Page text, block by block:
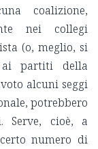
coalizione,
nei collegi
(o, meglio, si
ai partiti della
alcuni seggi
potrebbero
Serve, cioè, a
numero di